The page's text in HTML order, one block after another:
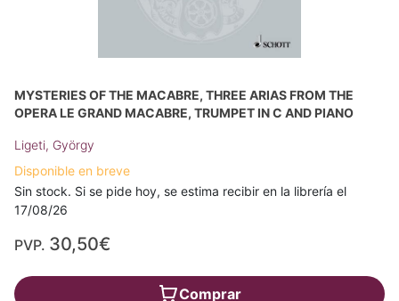
MYSTERIES OF THE MACABRE, THREE ARIAS FROM THE
OPERA LE GRAND MACABRE, TRUMPET IN C AND PIANO
Ligeti, György
Disponible en breve
Sin stock. Si se pide hoy, se estima recibir en la librería el
17/08/26
PVP. 30,50€
Comprar